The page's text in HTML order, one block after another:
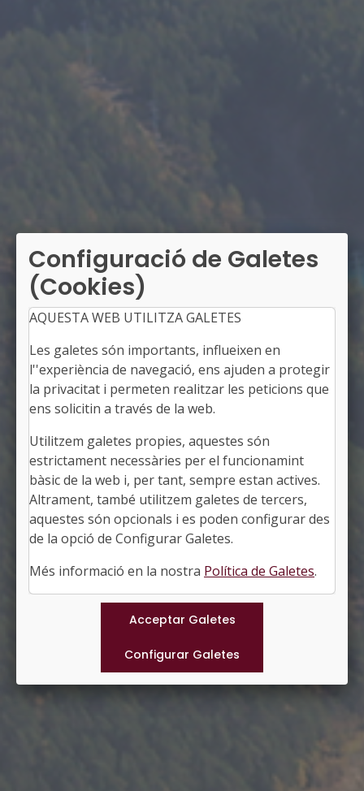
SANT LLORENÇ DE MORUNYS
Alcalde: Francesc Riu i Canudas
El Solsonès, Lleida
Població: 983
Superfície: 4,28 km2
http://santllorens.ddl.net/
Municipis
Configuració de Galetes
(Cookies)
AQUESTA WEB UTILITZA GALETES
Les galetes són importants, influeixen en
l''experiència de navegació, ens ajuden a protegir
la privacitat i permeten realitzar les peticions que
ens solicitin a través de la web.
Utilitzem galetes propies, aquestes són
estrictament necessàries per el funcionamint
bàsic de la web i, per tant, sempre estan actives.
Altrament, també utilitzem galetes de tercers,
aquestes són opcionals i es poden configurar des
de la opció de Configurar Galetes.
Més informació en la nostra Política de Galetes.